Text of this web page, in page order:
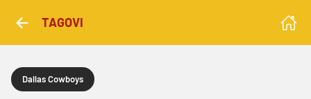
TAGOVI
Dallas Cowboys